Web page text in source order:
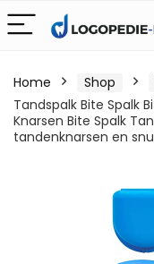
Home Shop
Tandspalk Bite Spalk
Knarsen Bite Spalk
tandenknarsen en